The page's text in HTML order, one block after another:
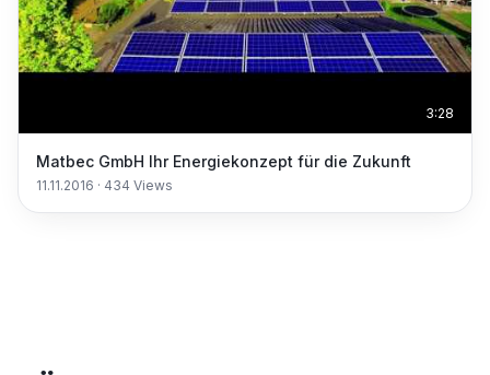
3:28
Matbec GmbH Ihr Energiekonzept für die Zukunft
11.11.2016 · 434 Views